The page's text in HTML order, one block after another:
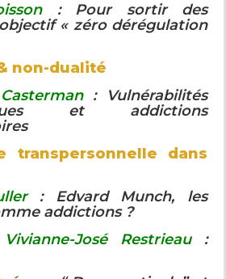
: Pour sortir des
« zéro dérégulation
non-dualité
: Vulnérabilités
et addictions
transpersonnelle dans
: Edvard Munch, les
addictions ?
Vivianne-José Restrieau: